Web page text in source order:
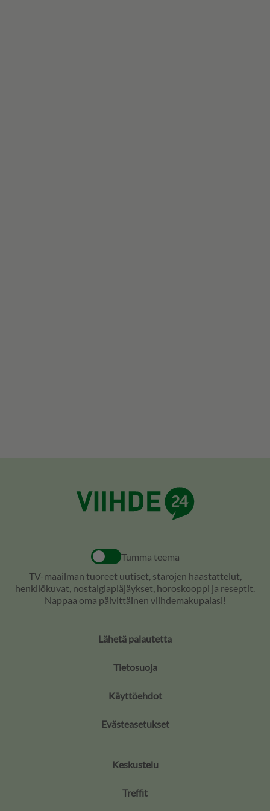
Tumma teema
TV-maailman tuoreet uutiset, starojen haastattelut,
henkilökuvat, nostalgiapläjäykset, horoskooppi ja reseptit.
Nappaa oma päivittäinen viihdemakupalasi!
Lähetä palautetta
Tietosuoja
Käyttöehdot
Evästeasetukset
Keskustelu
Treffit